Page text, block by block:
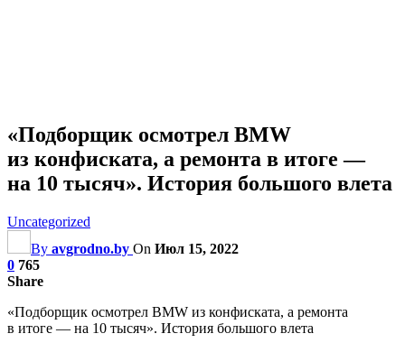
«Подборщик осмотрел BMW
из конфиската, а ремонта в итоге —
на 10 тысяч». История большого влета
Uncategorized
By avgrodno.by On Июл 15, 2022
0 765
Share
«Подборщик осмотрел BMW из конфиската, а ремонта
в итоге — на 10 тысяч». История большого влета